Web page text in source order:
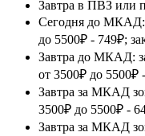
Завтра в ПВЗ
Сегодня до МКАД:
до 5500₽ - 749₽;
Завтра до МКАД:
от 3500₽ до 5500₽
Завтра за МКАД
3500₽ до 5500₽ -
Завтра за МКАД